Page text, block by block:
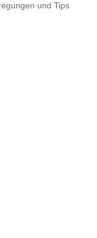
und Tips